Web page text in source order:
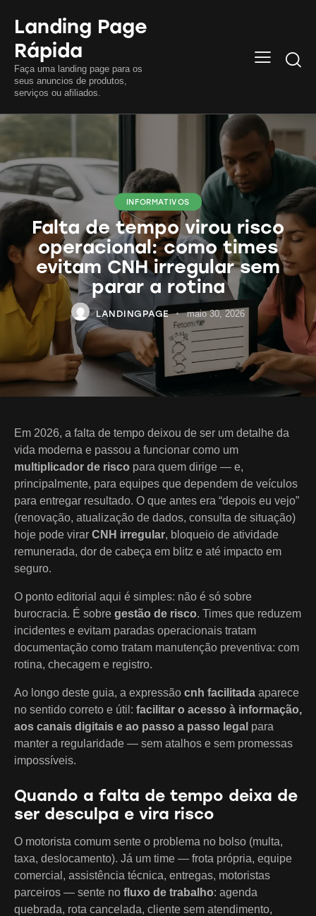
Landing Page
Rápida
Faça uma landing page para os
seus anuncios de produtos,
serviços ou afiliados.
INFORMATIVOS
Falta de tempo virou risco
operacional: como times
evitam CNH irregular sem
parar a rotina
LANDINGPAGE maio 30, 2026
Em 2026, a falta de tempo deixou de ser um detalhe da
vida moderna e passou a funcionar como um
multiplicador de risco para quem dirige — e,
principalmente, para equipes que dependem de veículos
para entregar resultado. O que antes era “depois eu vejo”
(renovação, atualização de dados, consulta de situação)
hoje pode virar CNH irregular, bloqueio de atividade
remunerada, dor de cabeça em blitz e até impacto em
seguro.
O ponto editorial aqui é simples: não é só sobre
burocracia. É sobre gestão de risco. Times que reduzem
incidentes e evitam paradas operacionais tratam
documentação como tratam manutenção preventiva: com
rotina, checagem e registro.
Ao longo deste guia, a expressão cnh facilitada aparece
no sentido correto e útil: facilitar o acesso à informação,
aos canais digitais e ao passo a passo legal para
manter a regularidade — sem atalhos e sem promessas
impossíveis.
Quando a falta de tempo deixa de
ser desculpa e vira risco
O motorista comum sente o problema no bolso (multa,
taxa, deslocamento). Já um time — frota própria, equipe
comercial, assistência técnica, entregas, motoristas
parceiros — sente no fluxo de trabalho: agenda
quebrada, rota cancelada, cliente sem atendimento,